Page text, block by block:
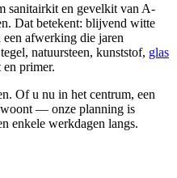
sanitairkit en gevelkit van A-
Dat betekent: blijvend witte
een afwerking die jaren
natuursteen, kunststof, glas
primer.
Of u nu in het centrum, een
— onze planning is
enkele werkdagen langs.